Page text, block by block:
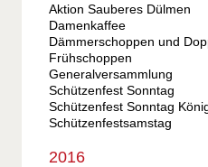
Aktion Sauberes Dülmen
Damenkaffee
Dämmerschoppen und
Frühschoppen
Generalversammlung
Schützenfest Sonntag
Schützenfest Sonntag
Schützenfestsamstag
2016